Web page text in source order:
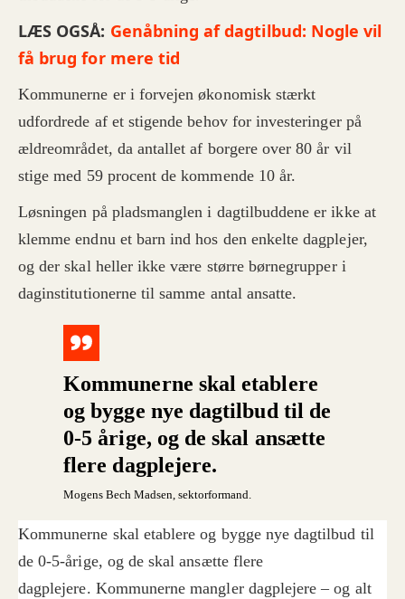
LÆS OGSÅ: Genåbning af dagtilbud: Nogle vil
få brug for mere tid
Kommunerne er i forvejen økonomisk stærkt
udfordrede af et stigende behov for investeringer på
ældreområdet, da antallet af borgere over 80 år vil
stige med 59 procent de kommende 10 år.
Løsningen på pladsmanglen i dagtilbuddene er ikke at
klemme endnu et barn ind hos den enkelte dagplejer,
og der skal heller ikke være større børnegrupper i
daginstitutionerne til samme antal ansatte.
Kommunerne skal etablere
og bygge nye dagtilbud til de
0-5 årige, og de skal ansætte
flere dagplejere.
Mogens Bech Madsen, sektorformand.
Kommunerne skal etablere og bygge nye dagtilbud til
de 0-5-årige, og de skal ansætte flere
dagplejere. Kommunerne mangler dagplejere – og alt